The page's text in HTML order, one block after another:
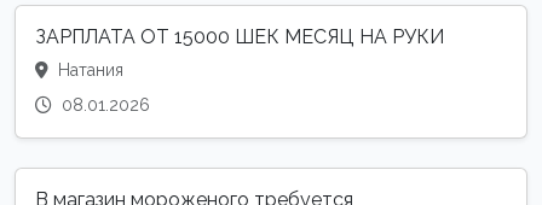
ЗАРПЛАТА ОТ 15000 ШЕК МЕСЯЦ НА РУКИ
Натания
08.01.2026
В магазин мороженого требуется